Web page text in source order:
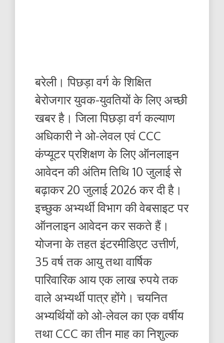
बरेली। पिछड़ा वर्ग के शिक्षित
बेरोजगार युवक-युवतियों के लिए अच्छी
खबर है। जिला पिछड़ा वर्ग कल्याण
अधिकारी ने ओ-लेवल एवं CCC
कंप्यूटर प्रशिक्षण के लिए ऑनलाइन
आवेदन की अंतिम तिथि 10 जुलाई से
बढ़ाकर 20 जुलाई 2026 कर दी है।
इच्छुक अभ्यर्थी विभाग की वेबसाइट पर
ऑनलाइन आवेदन कर सकते हैं।
योजना के तहत इंटरमीडिएट उत्तीर्ण,
35 वर्ष तक आयु तथा वार्षिक
पारिवारिक आय एक लाख रुपये तक
वाले अभ्यर्थी पात्र होंगे। चयनित
अभ्यर्थियों को ओ-लेवल का एक वर्षीय
तथा CCC का तीन माह का निशुल्क